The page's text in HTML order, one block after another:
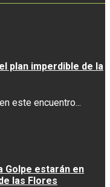
plan imperdible de la
este encuentro...
Golpe estarán en
las Flores